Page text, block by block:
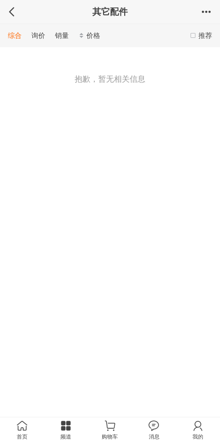
其它配件
推荐
综合 询价 销量 价格
抱歉，暂无相关信息
首页 频道 购物车 消息 我的